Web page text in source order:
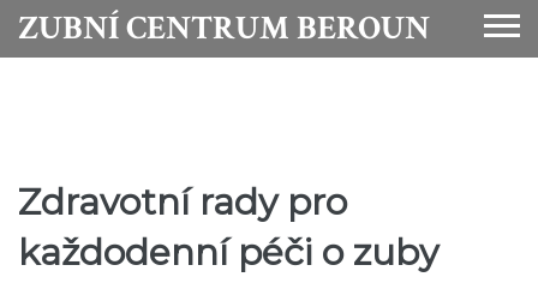
ZUBNÍ CENTRUM BEROUN
Zdravotní rady pro
každodenní péči o zuby